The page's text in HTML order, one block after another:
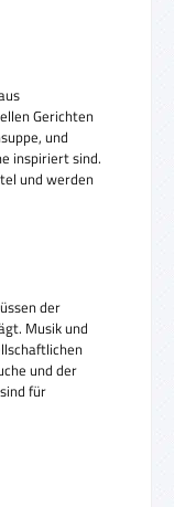
Gerichten
und
inspiriert sind.
und werden
der
Musik und
und der
für